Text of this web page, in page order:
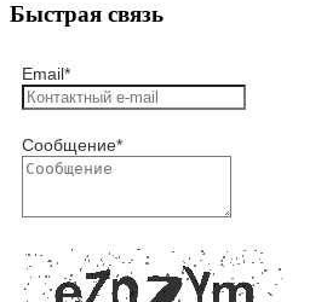
Быстрая связь
Email*
Сообщение*